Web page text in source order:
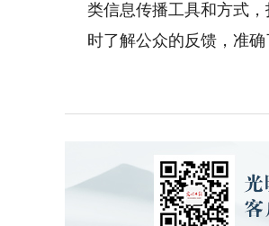
类信息传播工具和方式
时了解公众的反馈，准